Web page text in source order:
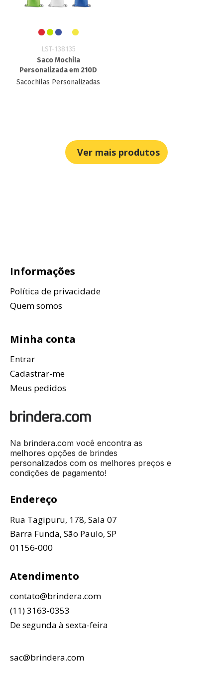
LST-138135
Saco Mochila
Personalizada em 210D
Sacochilas Personalizadas
Ver mais produtos
Informações
Política de privacidade
Quem somos
Minha conta
Entrar
Cadastrar-me
Meus pedidos
Na brindera.com você encontra as
melhores opções de brindes
personalizados com os melhores preços e
condições de pagamento!
Endereço
Rua Tagipuru, 178, Sala 07
Barra Funda, São Paulo, SP
01156-000
Atendimento
contato@brindera.com
(11) 3163-0353
De segunda à sexta-feira
sac@brindera.com